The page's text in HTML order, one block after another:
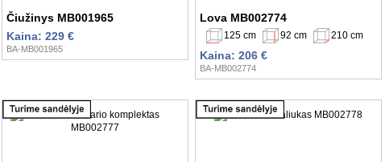
Čiužinys MB001965
Kaina: 229 €
BA-MB001965
Lova MB002774
125 cm 92 cm 210 cm
Kaina: 206 €
BA-MB002774